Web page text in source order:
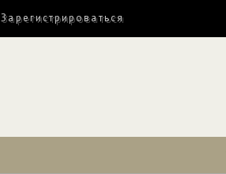
Зарегистрироваться